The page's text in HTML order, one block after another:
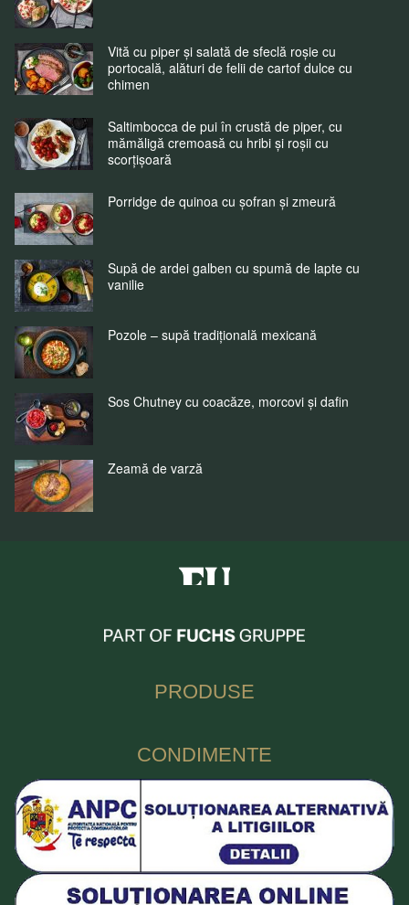
Vită cu piper și salată de sfeclă roșie cu
portocală, alături de felii de cartof dulce cu
chimen
Saltimbocca de pui în crustă de piper, cu
mămăligă cremoasă cu hribi și roșii cu
scorțișoară
Porridge de quinoa cu șofran și zmeură
Supă de ardei galben cu spumă de lapte cu
vanilie
Pozole – supă tradițională mexicană
Sos Chutney cu coacăze, morcovi și dafin
Zeamă de varză
PRODUSE
CONDIMENTE